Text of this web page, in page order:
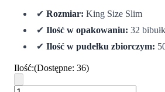
✔ Rozmiar: King Size Slim
✔ Ilość w opakowaniu: 32
✔ Ilość w pudełku zbiorczym:
Ilość:(Dostępne: 36)